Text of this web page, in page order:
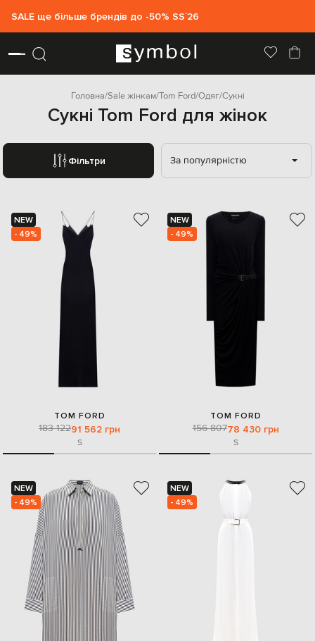
SALE ще більше брендів до -50% SS`26
Головна Sale жінкам Tom Ford Одяг Сукні
Сукні Tom Ford для жінок
Фільтри За популярністю
NEW
- 49%
TOM FORD
183 12291 562 грн
S
NEW
- 49%
TOM FORD
156 80778 430 грн
S
NEW
- 49%
NEW
- 49%